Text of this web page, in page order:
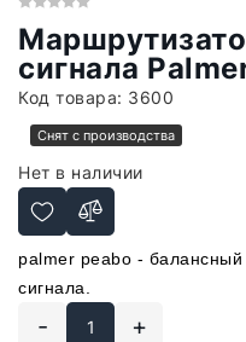
сигнала
Код товара: 3600
Снят с производства
Нет в наличии
palmer peabo -
сигнала.
- +